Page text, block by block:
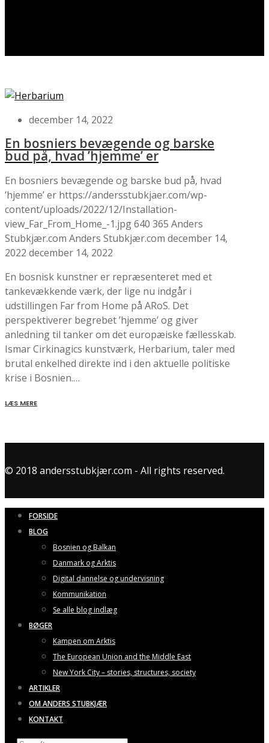
december 14, 2022
En bosniers bevægende og barske
bud på, hvad ’hjemme’ er
En bosniers bevægende og barske bud på, hvad
’hjemme’ er https://andersstubkjaer.com/wp-
content/uploads/2022/12/Installation-
view_Far_From_Home_-1.jpg640 365 Anders
Stubkjær.com Anders Stubkjær.com december 14,
2022 december 14, 2022
En bosnisk kunstner er repræsenteret med et
tankevækkende værk, der lige nu indgår i
udstillingen Far from Home på ARoS. Det
perspektiverer begrebet ’hjemme’ og giver
anledning til tanker om det europæiske fællesskab.
Ismar Cirkinagics kunstværk, Herbarium, taler med
brutal enkelhed direkte ind i den aktuelle politiske
krise i Bosnien.…
LÆS MERE
© 2018 andersstubkjær.com - All rights reserved.
FORSIDE
BLOG
Bosnien og Balkan
Danmark og Arktis
Digital dannelse og undervisning
Kommunikation
Se alle blog indlæg
BØGER
Kampen om Arktis
The European Union and the Middle East
New York City – stories, structures, society
ARTIKLER
OM ANDERS STUBKJÆR
KONTAKT